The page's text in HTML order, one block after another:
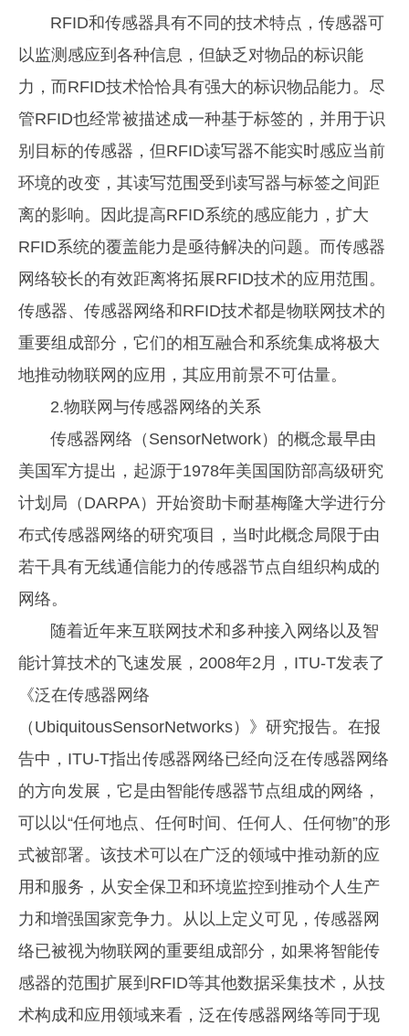
RFID和传感器具有不同的技术特点，传感器可
以监测感应到各种信息，但缺乏对物品的标识能
力，而RFID技术恰恰具有强大的标识物品能力。尽
管RFID也经常被描述成一种基于标签的，并用于识
别目标的传感器，但RFID读写器不能实时感应当前
环境的改变，其读写范围受到读写器与标签之间距
离的影响。因此提高RFID系统的感应能力，扩大
RFID系统的覆盖能力是亟待解决的问题。而传感器
网络较长的有效距离将拓展RFID技术的应用范围。
传感器、传感器网络和RFID技术都是物联网技术的
重要组成部分，它们的相互融合和系统集成将极大
地推动物联网的应用，其应用前景不可估量。
2.物联网与传感器网络的关系
传感器网络（SensorNetwork）的概念最早由
美国军方提出，起源于1978年美国国防部高级研究
计划局（DARPA）开始资助卡耐基梅隆大学进行分
布式传感器网络的研究项目，当时此概念局限于由
若干具有无线通信能力的传感器节点自组织构成的
网络。
随着近年来互联网技术和多种接入网络以及智
能计算技术的飞速发展，2008年2月，ITU-T发表了
《泛在传感器网络
（UbiquitousSensorNetworks）》研究报告。在报
告中，ITU-T指出传感器网络已经向泛在传感器网络
的方向发展，它是由智能传感器节点组成的网络，
可以以“任何地点、任何时间、任何人、任何物”的形
式被部署。该技术可以在广泛的领域中推动新的应
用和服务，从安全保卫和环境监控到推动个人生产
力和增强国家竞争力。从以上定义可见，传感器网
络已被视为物联网的重要组成部分，如果将智能传
感器的范围扩展到RFID等其他数据采集技术，从技
术构成和应用领域来看，泛在传感器网络等同于现